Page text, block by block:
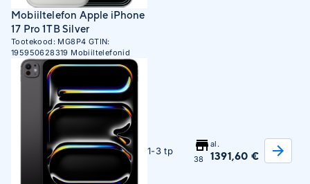
Mobiiltelefon Apple iPhone
17 Pro 1TB Silver
Tootekood: MG8P4 GTIN:
195950628319 Mobiiltelefonid
1-3 tp
38
al.
1391,60 €